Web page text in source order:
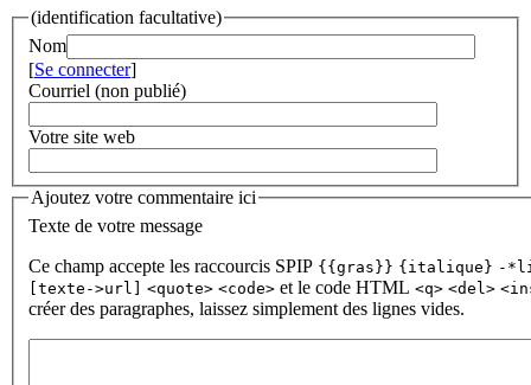
(identification facultative)
Nom
[Se connecter]
Courriel (non publié)
Votre site web
Ajoutez votre commentaire ici
Texte de votre message
Ce champ accepte les raccourcis SPIP {{gras}} {italique} -
[texte->url] <quote> <code> et le code HTML <q> <del>
créer des paragraphes, laissez simplement des lignes vides.